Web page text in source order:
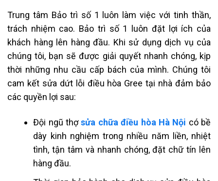
Trung tâm Bảo trì số 1 luôn làm việc với tinh thần,
trách nhiệm cao. Bảo trì số 1 luôn đặt lợi ích của
khách hàng lên hàng đầu. Khi sử dụng dịch vụ của
chúng tôi, bạn sẽ được giải quyết nhanh chóng, kịp
thời những nhu cầu cấp bách của mình. Chúng tôi
cam kết sửa dứt lỗi điều hòa Gree tại nhà đảm bảo
các quyền lợi sau:
Đội ngũ thợsửa chữa điều hòa Hà Nội có bề
dày kinh nghiệm trong nhiều năm liền, nhiệt
tình, tận tâm và nhanh chóng, đặt chữ tín lên
hàng đầu.